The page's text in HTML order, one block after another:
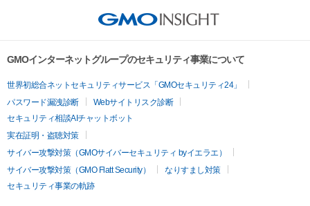
GMOインターネットグループのセキュリティ事業について
世界初総合ネットセキュリティサービス「GMOセキュリティ24」
パスワード漏洩診断
Webサイトリスク診断
セキュリティ相談AIチャットボット
実在証明・盗聴対策
サイバー攻撃対策（GMOサイバーセキュリティ byイエラエ）
サイバー攻撃対策（GMO Flatt Security）
なりすまし対策
セキュリティ事業の軌跡